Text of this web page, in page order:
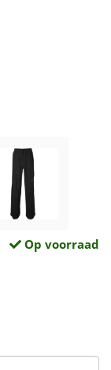
Op voorraad